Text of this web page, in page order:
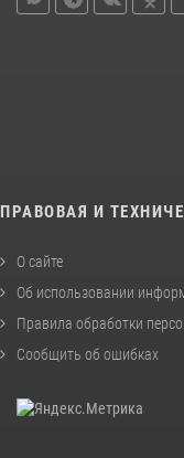
ПРАВОВАЯ И
О сайте
Об использовании
Правила обработки
Сообщить об ошибках